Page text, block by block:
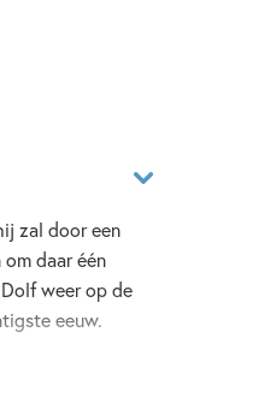
zal door een
daar één
weer op de
eeuw.
een